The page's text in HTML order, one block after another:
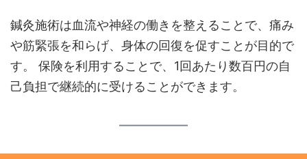
鍼灸施術は血流や神経の働きを整えることで、痛み
や筋緊張を和らげ、身体の回復を促すことが目的で
す。 保険を利用することで、1回あたり数百円の自
己負担で継続的に受けることができます。